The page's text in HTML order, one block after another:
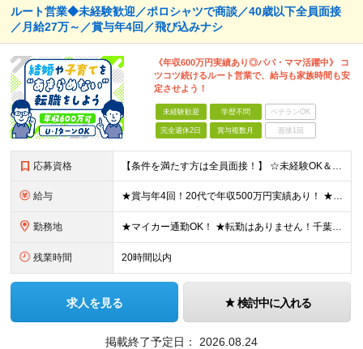
ルート営業◆未経験歓迎／ポロシャツで商談／40歳以下全員面接
／月給27万～／賞与年4回／飛び込みナシ
《年収600万円実績あり◎パパ・ママ活躍中》 コ
ツコツ続けるルート営業で、給与も家族時間も安
定させよう！
未経験歓迎 学歴不問 ベテランOK
完全週休2日 賞与複数月 面接1回
応募資格 【条件を満たす方は全員面接！】 ☆未経験OK＆同期と出会える複数名募集！お話し好きならすぐご活躍いただけます◎ ◆要普通自動車運転免許（AT限定可） ◆学歴不問 ◆40歳までの方（長期勤続によるキャリ
給与 ★賞与年4回！20代で年収500万円実績あり！ ★未経験からでも基本給27万円スタートと、安定した収入を得られる環境です！ 月給27万円～29万円＋各種手当＋賞与年2回（＋業績賞与年2回） ※経験・
勤務地 ★マイカー通勤OK！ ★転勤はありません！千葉＆大阪で積極採用中！ 【千葉】千葉県白井市富塚1番 【大阪】大阪府堺市堺区南半町東1丁目1番10号 ※(変更の範囲)上記を除く当社関連勤務地
残業時間 20時間以内
求人を見る 検討中に入れる
掲載終了予定日： 2026.08.24